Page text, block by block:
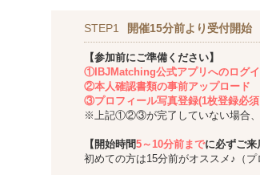
STEP1 開催15分前より受付開始
【参加前にご準備ください】
①IBJMatching公式アプリへのログ
②本人確認書類の事前アップロード
③プロフィール写真登録(1枚登録必
※上記①②③が完了していない場合、
【開始時間5～10分前までに必ずご来
初めての方は15分前がオススメ♪（プ